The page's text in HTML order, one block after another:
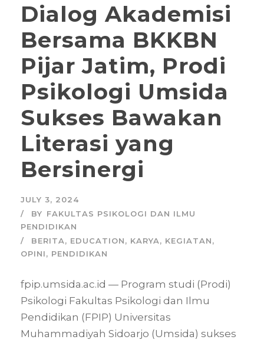
Dialog Akademisi
Bersama BKKBN
Pijar Jatim, Prodi
Psikologi Umsida
Sukses Bawakan
Literasi yang
Bersinergi
JULY 3, 2024
BY FAKULTAS PSIKOLOGI DAN ILMU
PENDIDIKAN
BERITA, EDUCATION, KARYA, KEGIATAN,
OPINI, PENDIDIKAN
fpip.umsida.ac.id — Program studi (Prodi)
Psikologi Fakultas Psikologi dan Ilmu
Pendidikan (FPIP) Universitas
Muhammadiyah Sidoarjo (Umsida) sukses